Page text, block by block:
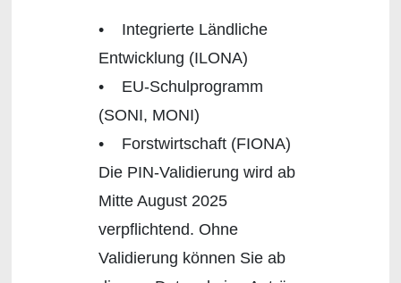
• Integrierte Ländliche
Entwicklung (ILONA)
• EU-Schulprogramm
(SONI, MONI)
• Forstwirtschaft (FIONA)
Die PIN-Validierung wird ab
Mitte August 2025
verpflichtend. Ohne
Validierung können Sie ab